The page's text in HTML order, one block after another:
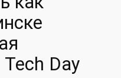
Day